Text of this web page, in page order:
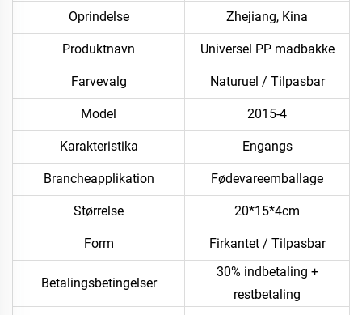
Oprindelse Zhejiang, Kina
Produktnavn Universel PP madbakke
Farvevalg Naturuel / Tilpasbar
Model 2015-4
Karakteristika Engangs
Brancheapplikation Fødevareemballage
Størrelse 20*15*4cm
Form Firkantet / Tilpasbar
Betalingsbetingelser
30% indbetaling +
restbetaling